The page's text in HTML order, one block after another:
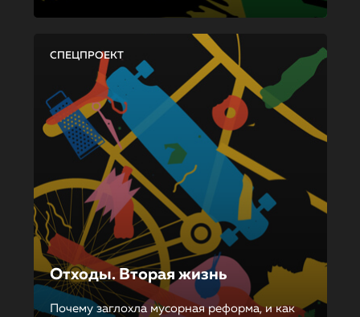
СПЕЦПРОЕКТ
Отходы. Вторая жизнь
Почему заглохла мусорная реформа, и как